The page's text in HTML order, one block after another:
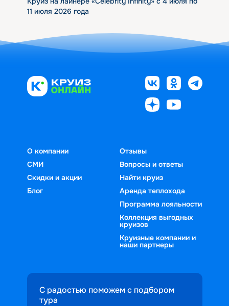
11 июля 2026 года
О компании
СМИ
Скидки и акции
Блог
Отзывы
Вопросы и ответы
Найти круиз
Аренда теплохода
Программа лояльности
Коллекция выгодных
круизов
Круизные компании и
наши партнеры
С радостью поможем с подбором
тура